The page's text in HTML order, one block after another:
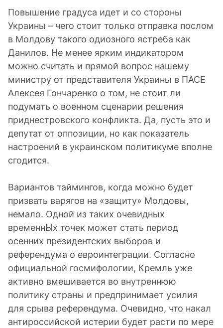
Повышение градуса идет и со стороны
Украины – чего стоит только отправка послом
в Молдову такого одиозного ястреба как
Данилов. Не менее ярким индикатором
можно считать и прямой вопрос нашему
министру от представителя Украины в ПАСЕ
Алексея Гончаренко о том, не стоит ли
подумать о военном сценарии решения
приднестровского конфликта. Да, пусть это и
депутат от оппозиции, но как показатель
настроений в украинском политикуме вполне
сгодится.
Вариантов таймингов, когда можно будет
призвать варягов на «защиту» Молдовы,
немало. Одной из таких очевидных
временнЫх точек может стать период
осенних президентских выборов и
референдума о евроинтеграции. Согласно
официальной госмифологии, Кремль уже
активно вмешивается во внутреннюю
политику страны и предпринимает усилия
для срыва референдума. Очевидно, что накал
антироссийской истерии будет расти по мере